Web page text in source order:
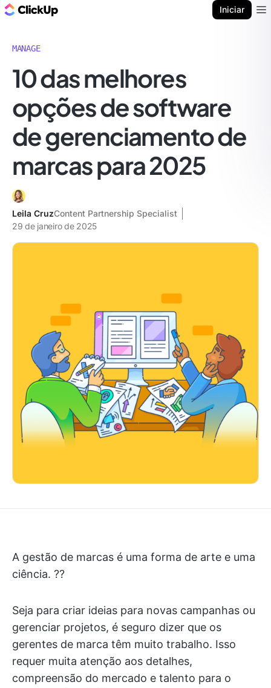
Iniciar
MANAGE
10 das melhores
opções de software
de gerenciamento de
marcas para 2025
Leila CruzContent Partnership Specialist
29 de janeiro de 2025
A gestão de marcas é uma forma de arte e uma
ciência. ?‍?
Seja para criar ideias para novas campanhas ou
gerenciar projetos, é seguro dizer que os
gerentes de marca têm muito trabalho. Isso
requer muita atenção aos detalhes,
compreensão do mercado e talento para o